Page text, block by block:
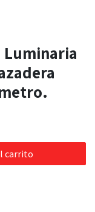
Luminaria
carrito